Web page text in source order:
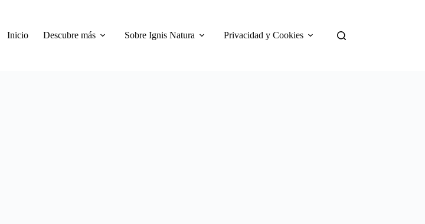
Inicio
Descubre más Sobre Ignis Natura Privacidad y Cookies